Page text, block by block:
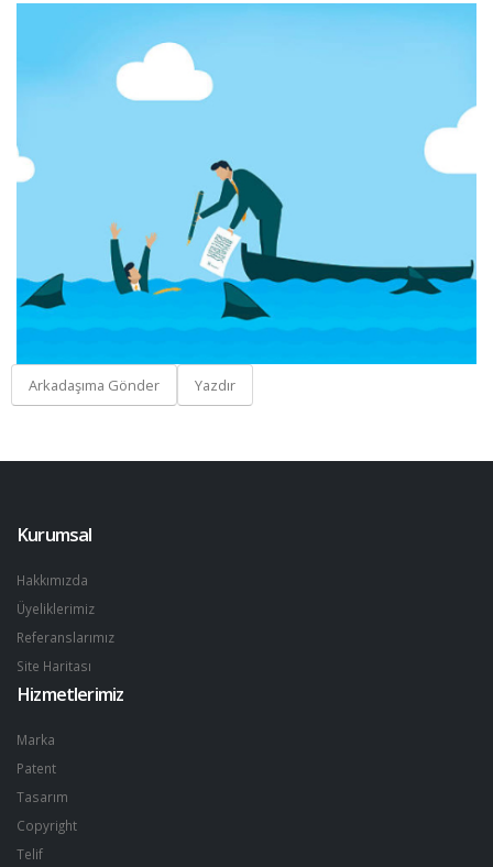
Arkadaşıma Gönder Yazdır
Kurumsal
Hakkımızda
Üyeliklerimiz
Referanslarımız
Site Haritası
Hizmetlerimiz
Marka
Patent
Tasarım
Copyright
Telif